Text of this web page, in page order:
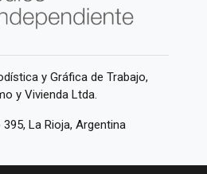
y Gráfica de Trabajo,
y Vivienda Ltda.
La Rioja, Argentina